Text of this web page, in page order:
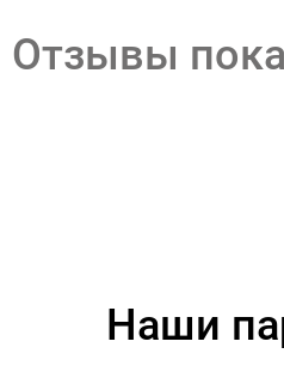
Отзывы
Наши